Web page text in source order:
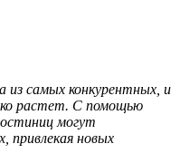
из самых конкурентных, и
растет. С помощью
могут
привлекая новых